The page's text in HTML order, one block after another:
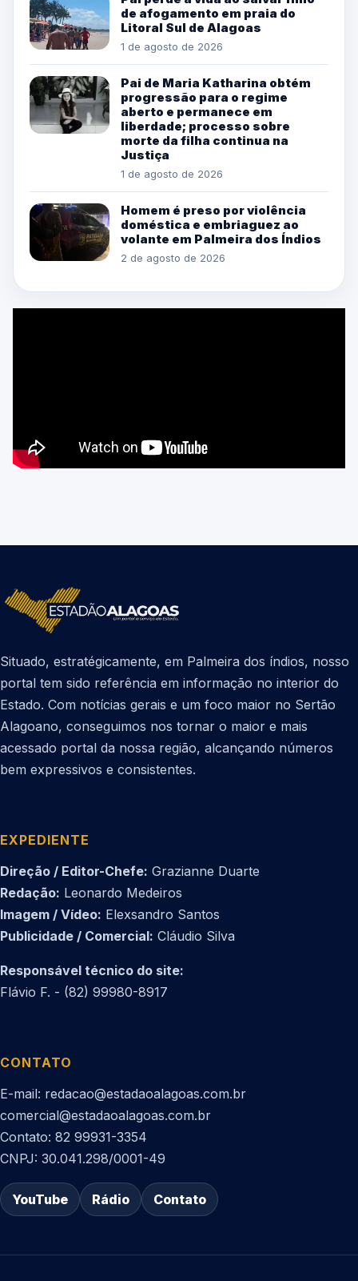
de afogamento em praia do
Litoral Sul de Alagoas
1 de agosto de 2026
Pai de Maria Katharina obtém
progressão para o regime
aberto e permanece em
liberdade; processo sobre
morte da filha continua na
Justiça
1 de agosto de 2026
Homem é preso por violência
doméstica e embriaguez ao
volante em Palmeira dos Índios
2 de agosto de 2026
Situado, estratégicamente, em Palmeira dos índios, nosso
portal tem sido referência em informação no interior do
Estado. Com notícias gerais e um foco maior no Sertão
Alagoano, conseguimos nos tornar o maior e mais
acessado portal da nossa região, alcançando números
bem expressivos e consistentes.
EXPEDIENTE
Direção / Editor-Chefe: Grazianne Duarte
Redação: Leonardo Medeiros
Imagem / Vídeo: Elexsandro Santos
Publicidade / Comercial: Cláudio Silva
Responsável técnico do site:
Flávio F. - (82) 99980-8917
CONTATO
E-mail: redacao@estadaoalagoas.com.br
comercial@estadaoalagoas.com.br
Contato: 82 99931-3354
CNPJ: 30.041.298/0001-49
YouTube Rádio Contato